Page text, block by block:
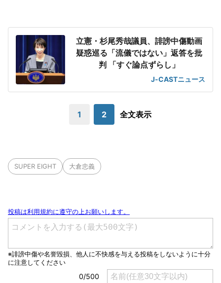
立憲・杉尾秀哉議員、誹謗中傷動画
疑惑巡る「流儀ではない」返答を批
判 「すぐ論点ずらし」
J-CASTニュース
1 2 全文表示
SUPER EIGHT 大倉忠義